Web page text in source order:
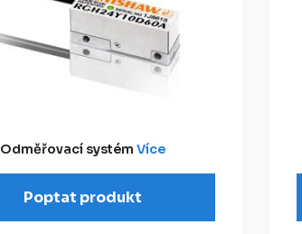
Odměřovací systém Více
Poptat produkt